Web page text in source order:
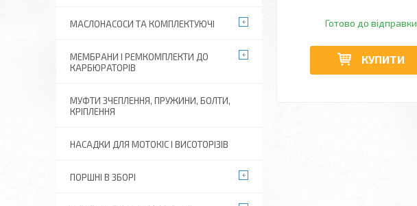
Готово до відправки
КУПИТИ
МАСЛОНАСОСИ ТА КОМПЛЕКТУЮЧІ
МЕМБРАНИ І РЕМКОМПЛЕКТИ ДО
КАРБЮРАТОРІВ
МУФТИ ЗЧЕПЛЕННЯ, ПРУЖИНИ, БОЛТИ,
КРІПЛЕННЯ
НАСАДКИ ДЛЯ МОТОКІС І ВИСОТОРІЗІВ
ПОРШНІ В ЗБОРІ